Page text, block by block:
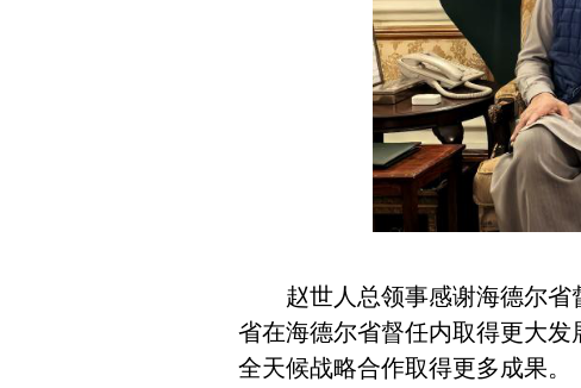
赵世人总领事感谢海德尔
省在海德尔省督任内取得更大
全天候战略合作取得更多成果。